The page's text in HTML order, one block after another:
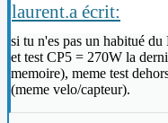
laurent.a écrit:
si tu n'es pas un habitué
et test CP5 = 270W la
memoire), meme test
(meme velo/capteur).